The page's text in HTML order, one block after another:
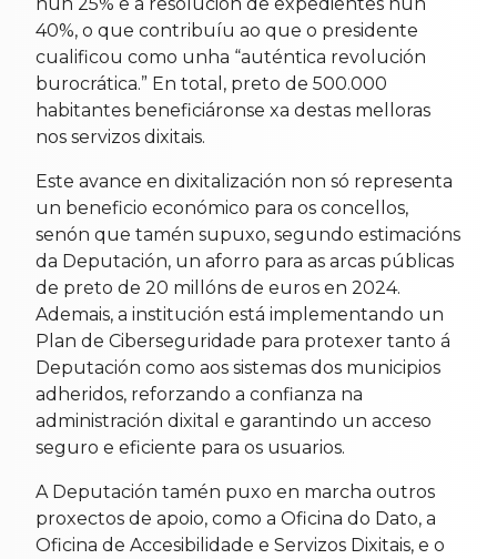
40%, o que contribuíu ao que o presidente
cualificou como unha “auténtica revolución
burocrática.” En total, preto de 500.000
habitantes beneficiáronse xa destas melloras
nos servizos dixitais.
Este avance en dixitalización non só representa
un beneficio económico para os concellos,
senón que tamén supuxo, segundo estimacións
da Deputación, un aforro para as arcas públicas
de preto de 20 millóns de euros en 2024.
Ademais, a institución está implementando un
Plan de Ciberseguridade para protexer tanto á
Deputación como aos sistemas dos municipios
adheridos, reforzando a confianza na
administración dixital e garantindo un acceso
seguro e eficiente para os usuarios.
A Deputación tamén puxo en marcha outros
proxectos de apoio, como a Oficina do Dato, a
Oficina de Accesibilidade e Servizos Dixitais, e o